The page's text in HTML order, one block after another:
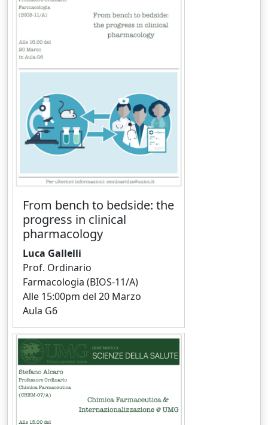
From bench to bedside: the
progress in clinical
pharmacology
Luca Gallelli
Prof. Ordinario
Farmacologia (BIOS-11/A)
Alle 15:00pm del 20 Marzo
Aula G6